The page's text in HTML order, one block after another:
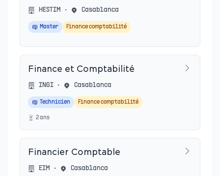
HESTIM • Casablanca
Master Finance comptabilité
Finance et Comptabilité
INGI • Casablanca
Technicien Finance comptabilité
2ans
Financier Comptable
EIM • Casablanca